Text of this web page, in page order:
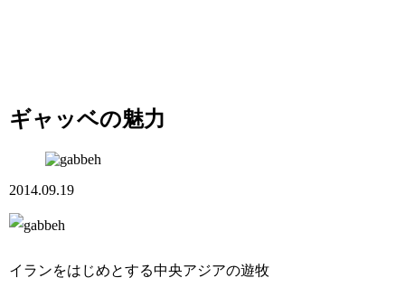
ギャッベの魅力
2014.09.19
イランをはじめとする中央アジアの遊牧